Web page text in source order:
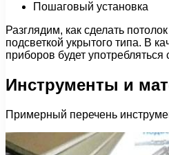
Пошаговый установка
Разглядим, как сделать
подсветкой укрытого типа. В
приборов будет употребляться
Инструменты и
Примерный перечень